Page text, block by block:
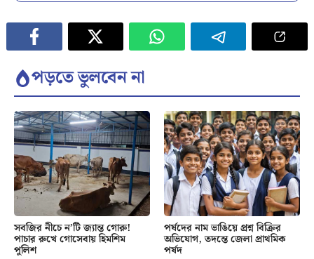
পড়তে ভুলবেন না
সবজির নীচে ন’টি জ্যান্ত গোরু!
পাচার রুখে গোসেবায় হিমশিম
পুলিশ
পর্ষদের নাম ভাঙিয়ে প্রশ্ন বিক্রির
অভিযোগ, তদন্তে জেলা প্রাথমিক
পর্ষদ